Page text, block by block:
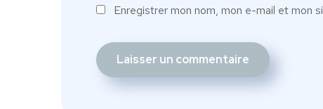
Enregistrer mon nom, mon e-mail et mon